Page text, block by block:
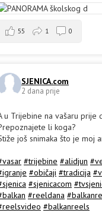
55 1 0
SJENICA.com
2 dana prije
u Trijebine na vašaru prije
li koga?
još snimaka što je moj
#trijebine #alidjun
#običaji #tradicija
#sjenicacom
#reeldana
#balkanreels